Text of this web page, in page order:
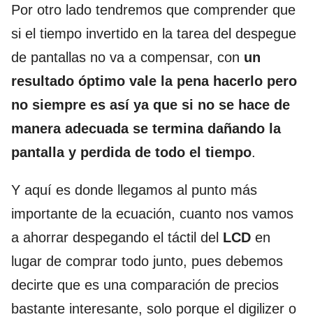
Por otro lado tendremos que comprender que
si el tiempo invertido en la tarea del despegue
de pantallas no va a compensar, con un
resultado óptimo vale la pena hacerlo pero
no siempre es así ya que si no se hace de
manera adecuada se termina dañando la
pantalla y perdida de todo el tiempo.
Y aquí es donde llegamos al punto más
importante de la ecuación, cuanto nos vamos
a ahorrar despegando el táctil del LCD en
lugar de comprar todo junto, pues debemos
decirte que es una comparación de precios
bastante interesante, solo porque el digilizer o